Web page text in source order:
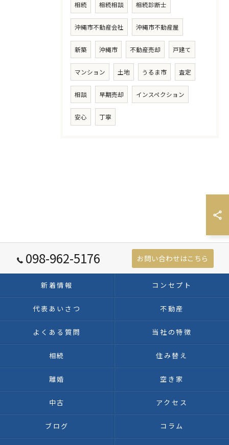
相続 相続相談 相続診断士
沖縄市不動産会社 沖縄市不動産屋
新築 沖縄市 不動産売却 戸建て
マンション 土地 うるま市 査定
相談 早期売却 インスペクション
安心 丁寧
098-962-5176 お問い合わせはこちら
新着情報 コンセプト
代表あいさつ 不動産
よくある質問 当社の特徴
相続 住み替え
離婚 空き家
中古 アクセス
ブログ コラム